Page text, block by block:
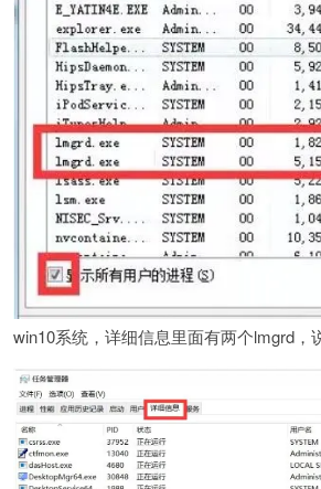
win10系统，详细信息里面有两个lmgrd，